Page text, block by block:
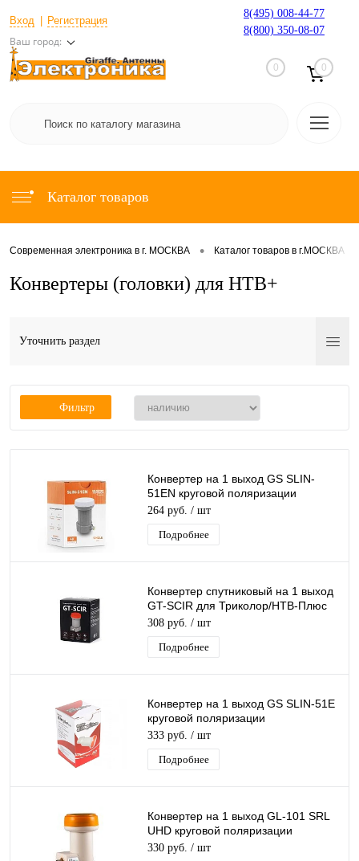
Вход Регистрация
Ваш город:
8(495) 008-44-77
8(800) 350-08-07
0 0
Каталог товаров
Современная электроника в г. МОСКВА • Каталог товаров в г.МОСКВА
Конвертеры (головки) для НТВ+
Уточнить раздел
Фильтр
Конвертер на 1 выход GS SLIN-
51EN круговой поляризации
GeneralSatellite SINGL
дляТриколор/НТВ-Плюс
264 руб. / шт
Подробнее
Конвертер спутниковый на 1 выход
GT-SCIR для Триколор/НТВ-Плюс
круговой поляризации
308 руб. / шт
Подробнее
Конвертер на 1 выход GS SLIN-51E
круговой поляризации
GeneralSatellite SINGL
дляТриколор/НТВ-Плюс
333 руб. / шт
Подробнее
Конвертер на 1 выход GL-101 SRL
UHD круговой поляризации
GreenLine SINGL дляТриколор/
330 руб. / шт